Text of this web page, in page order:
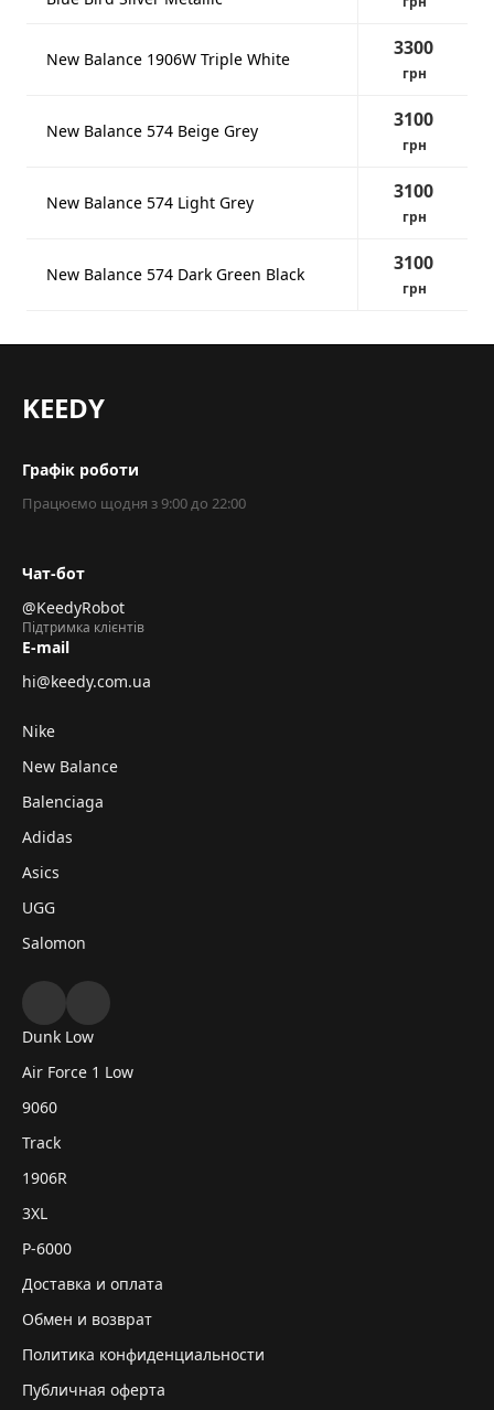
New Balance 1906W Triple White 3300
грн
New Balance 574 Beige Grey 3100
грн
New Balance 574 Light Grey 3100
грн
New Balance 574 Dark Green Black 3100
грн
KEEDY
Графік роботи
Працюємо щодня з 9:00 до 22:00
Чат-бот
@KeedyRobot
Підтримка клієнтів
E-mail
hi@keedy.com.ua
Nike
New Balance
Balenciaga
Adidas
Asics
UGG
Salomon
Dunk Low
Air Force 1 Low
9060
Track
1906R
3XL
P-6000
Доставка и оплата
Обмен и возврат
Политика конфиденциальности
Публичная оферта